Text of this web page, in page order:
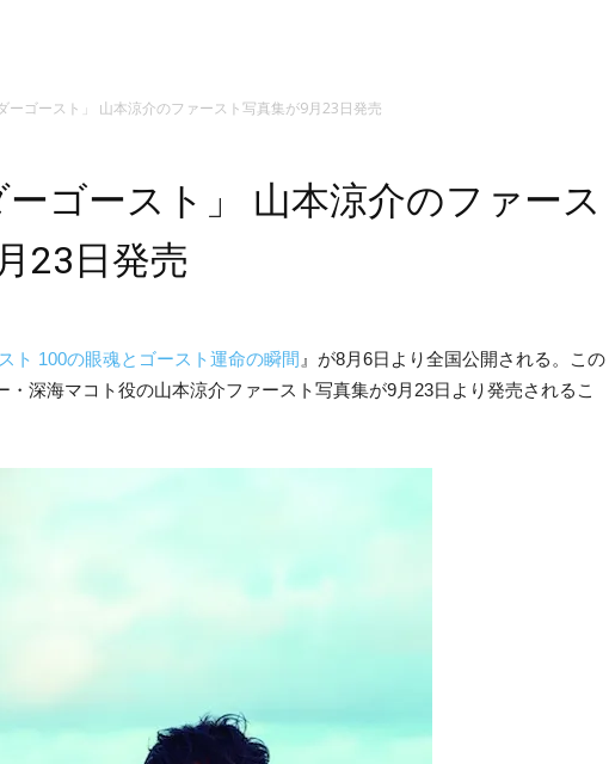
ーゴースト」 山本涼介のファースト写真集が9月23日発売
ーゴースト」 山本涼介のファース
23日発売
ト 100の眼魂とゴースト運命の瞬間 』が8月6日より全国公開される。この
・深海マコト役の山本涼介ファースト写真集が9月23日より発売されるこ